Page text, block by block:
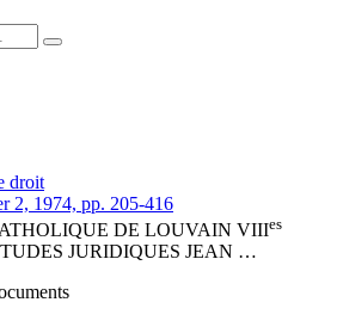
droit
2, 1974, pp. 205-416
DE LOUVAIN VIIIes
JURIDIQUES JEAN …